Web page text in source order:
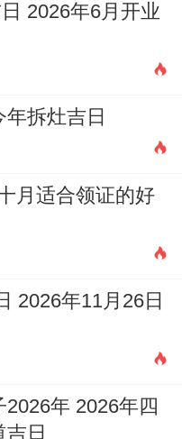
2026年6月开业
拆灶吉日
月适合领证的好
2026年11月26日
年 2026年四
日